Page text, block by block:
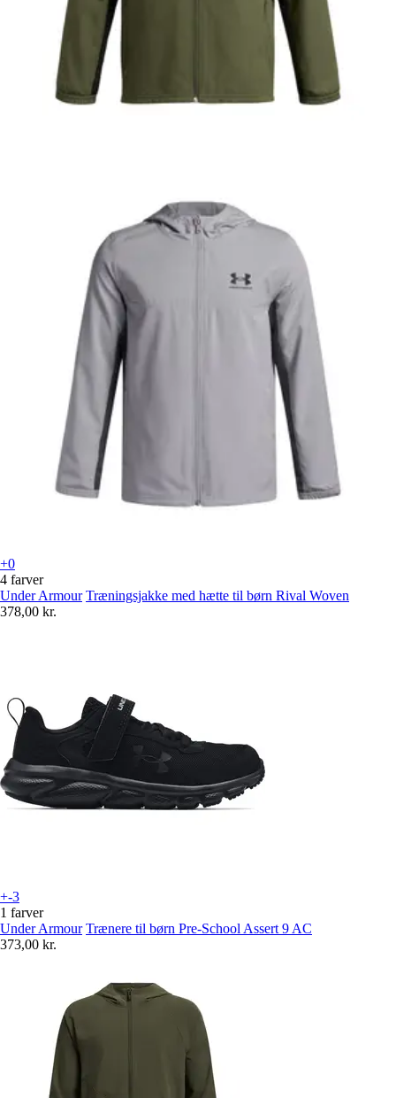
+0
4 farver
Under Armour Træningsjakke med hætte til børn Rival Woven
378,00 kr.
+-3
1 farver
Under Armour Trænere til børn Pre-School Assert 9 AC
373,00 kr.